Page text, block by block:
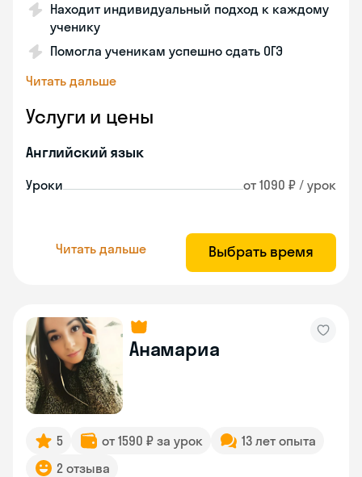
Находит индивидуальный подход к каждому
ученику
Помогла ученикам успешно сдать ОГЭ
Читать дальше
Услуги и цены
Английский язык
Уроки от 1090 ₽ / урок
Читать дальше Выбрать время
Анамариа
5 от 1590 ₽ за урок
13 лет опыта
2 отзыва